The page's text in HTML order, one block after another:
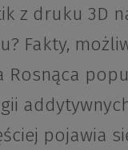
z druku 3D
Fakty,
Rosnąca
pojawia